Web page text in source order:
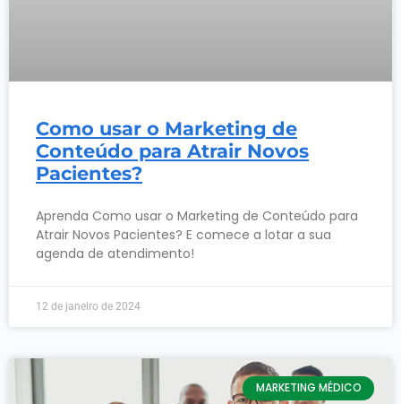
Como usar o Marketing de
Conteúdo para Atrair Novos
Pacientes?
Aprenda Como usar o Marketing de Conteúdo para
Atrair Novos Pacientes? E comece a lotar a sua
agenda de atendimento!
12 de janeiro de 2024
MARKETING MÉDICO